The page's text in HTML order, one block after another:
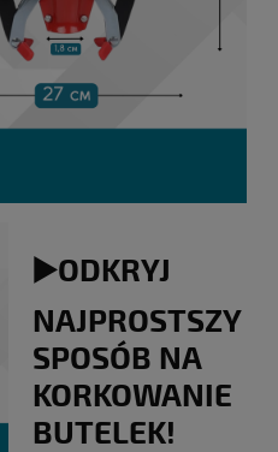
▶️ODKRYJ
NAJPROSTSZY
SPOSÓB NA
KORKOWANIE
BUTELEK!